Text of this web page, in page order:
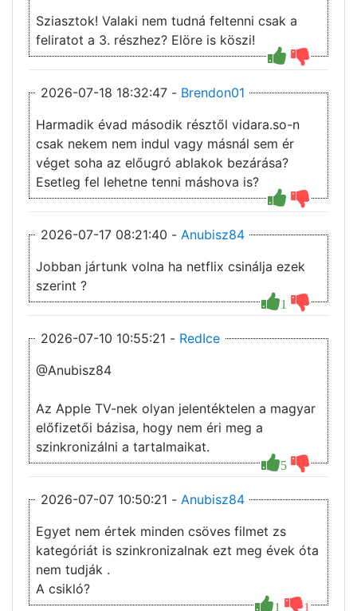
Sziasztok! Valaki nem tudná feltenni csak a
feliratot a 3. részhez? Elöre is köszi!
2026-07-18 18:32:47 - Brendon01
Harmadik évad második résztől vidara.so-n
csak nekem nem indul vagy másnál sem ér
véget soha az előugró ablakok bezárása?
Esetleg fel lehetne tenni máshova is?
2026-07-17 08:21:40 - Anubisz84
1
Jobban jártunk volna ha netflix csinálja ezek
szerint ?
2026-07-10 10:55:21 - RedIce
5
@Anubisz84
Az Apple TV-nek olyan jelentéktelen a magyar
előfizetői bázisa, hogy nem éri meg a
szinkronizálni a tartalmaikat.
2026-07-07 10:50:21 - Anubisz84
1 1
Egyet nem értek minden csöves filmet zs
kategóriát is szinkronizalnak ezt meg évek óta
nem tudják .
A csikló?